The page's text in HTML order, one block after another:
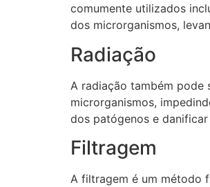
comumente utilizados
dos microrganismos,
Radiação
A radiação também
microrganismos,
dos patógenos e
Filtragem
A filtragem é um método